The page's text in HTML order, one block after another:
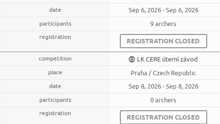
Sep 6, 2026 - Sep 6, 2026
9 archers
REGISTRATION CLOSED
LK CERE úterní závod
Praha / Czech Republic
Sep 8, 2026 - Sep 8, 2026
0 archers
REGISTRATION CLOSED